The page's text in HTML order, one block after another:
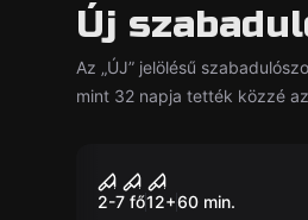
Új
Az „ÚJ” jelölésű
mint 32 napja tették közzé
Új
Hawkins 1983
2-7 fő12+60 min.